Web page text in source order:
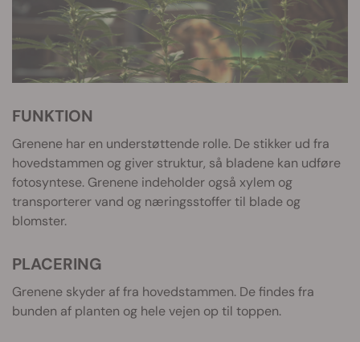
FUNKTION
Grenene har en understøttende rolle. De stikker ud fra
hovedstammen og giver struktur, så bladene kan udføre
fotosyntese. Grenene indeholder også xylem og
transporterer vand og næringsstoffer til blade og
blomster.
PLACERING
Grenene skyder af fra hovedstammen. De findes fra
bunden af planten og hele vejen op til toppen.